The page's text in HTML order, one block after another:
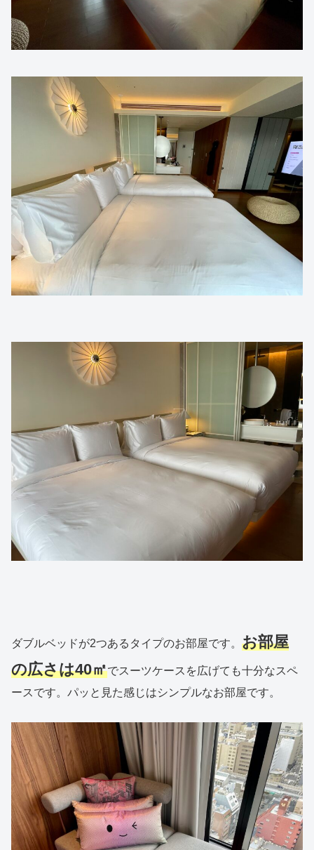
ダブルベッドが2つあるタイプのお部屋です。 お部屋
の広さは40㎡でスーツケースを広げても十分なスペ
ースです。パッと見た感じはシンプルなお部屋です。